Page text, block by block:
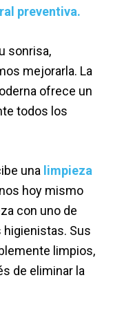
preventiva.
sonrisa,
mejorarla. La
ofrece un
todos los
una limpieza
hoy mismo
con uno de
Sus
limpios,
de eliminar la